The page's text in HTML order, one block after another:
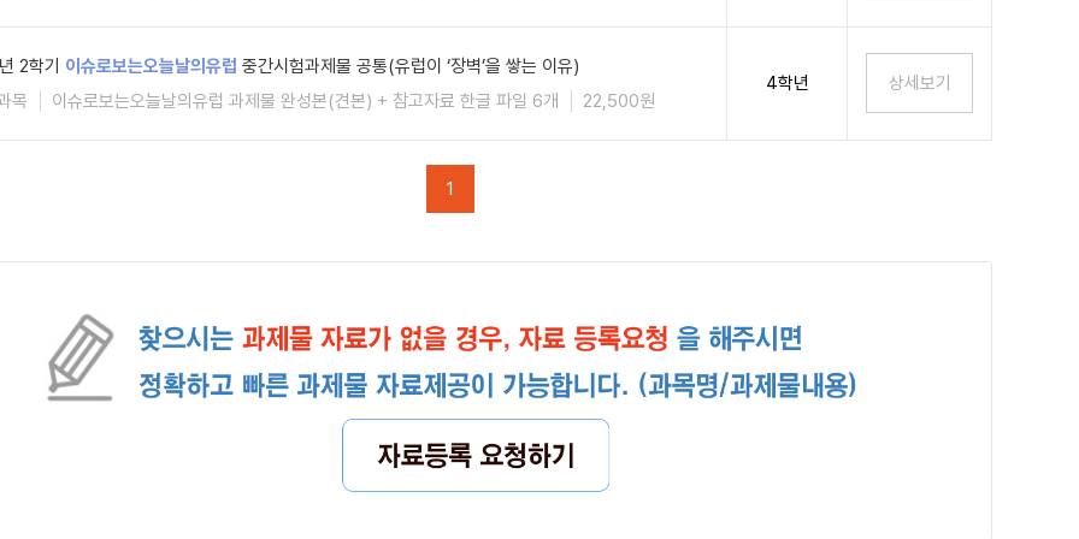
2학기 이슈로보는오늘날의유럽 중간시험과제물 공통(유럽이 ‘장벽’을 쌓는 이유)
목
이슈로보는오늘날의유럽 과제물 완성본(견본) + 참고자료 한글 파일 6개 22,500원
4학년